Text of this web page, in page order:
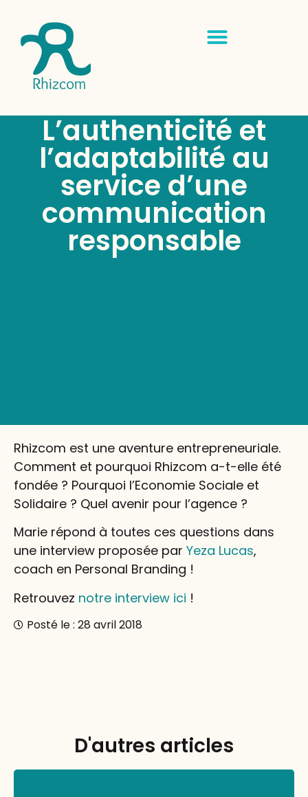
L’authenticité et
l’adaptabilité au
service d’une
communication
responsable
Rhizcom est une aventure entrepreneuriale.
Comment et pourquoi Rhizcom a-t-elle été
fondée ? Pourquoi l’Economie Sociale et
Solidaire ? Quel avenir pour l’agence ?
Marie répond à toutes ces questions dans
une interview proposée par Yeza Lucas,
coach en Personal Branding !
Retrouvez notre interview ici !
Posté le : 28 avril 2018
D'autres articles